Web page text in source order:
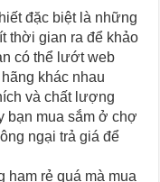
đặc biệt là những
thời gian ra để khảo
có thể lướt web
khác nhau
và chất lượng
bạn mua sắm ở chợ
ngại trả giá để
ham rẻ quá mà mua